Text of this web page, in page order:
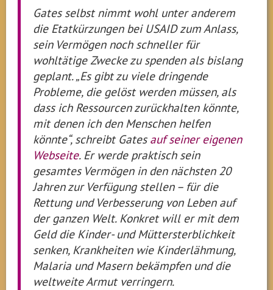
Gates selbst nimmt wohl unter anderem
die Etatkürzungen bei USAID zum Anlass,
sein Vermögen noch schneller für
wohltätige Zwecke zu spenden als bislang
geplant. „Es gibt zu viele dringende
Probleme, die gelöst werden müssen, als
dass ich Ressourcen zurückhalten könnte,
mit denen ich den Menschen helfen
könnte“, schreibt Gates auf seiner eigenen
Webseite. Er werde praktisch sein
gesamtes Vermögen in den nächsten 20
Jahren zur Verfügung stellen – für die
Rettung und Verbesserung von Leben auf
der ganzen Welt. Konkret will er mit dem
Geld die Kinder- und Müttersterblichkeit
senken, Krankheiten wie Kinderlähmung,
Malaria und Masern bekämpfen und die
weltweite Armut verringern.